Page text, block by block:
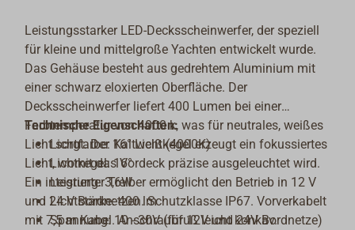
Leistungsstarker LED-Decksscheinwerfer, der speziell
für kleine und mittelgroße Yachten entwickelt wurde.
Das Gehäuse besteht aus gedrehtem Aluminium mit
einer schwarz eloxierten Oberfläche. Der
Decksscheinwerfer liefert 400 Lumen bei einer
Farbtemperatur von 4000 k, was für neutrales, weißes
Licht sorgt. Der 16° Lichtkegel erzeugt ein fokussiertes
Licht, womit das Vordeck präzise ausgeleuchtet wird.
Ein integrierter Treiber ermöglicht den Betrieb in 12 V
und 24 V Bordnetzen. Schutzklasse IP67. Vorverkabelt
mit 7,5 m Kabel. Anschraubfuß leicht konkav.
Technische Eigenschaften:
Lichtfarbe: Kaltweiß (4000K)
Lichtkegel: 16°
Leistung: 3,6W
Lichtstärke: 400 lm
Spannung: 10 - 30V (für 12V und 24V Bordnetze)